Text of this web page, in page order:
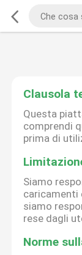
Clausola
Questa
comprendi
prima di
Siamo
caricamenti
siamo
rese dagli
Norme